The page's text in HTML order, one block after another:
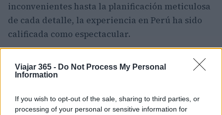
Viajar 365 - Do Not Process My Personal
Information
If you wish to opt-out of the sale, sharing to third parties, or
processing of your personal or sensitive information for
inconvenientes hasta la planificación meticulosa
de cada detalle, la experiencia en Perú ha sido
calificada como espectacular.
tradicionales y una amplia gama de experiencias
inolvidables y momentos de pura magia.